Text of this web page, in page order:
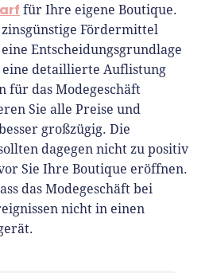
für Ihre eigene Boutique.
Fördermittel
Entscheidungsgrundlage
eine detaillierte Auflistung
für das Modegeschäft
Sie alle Preise und
großzügig. Die
dagegen nicht zu positiv
Sie Ihre Boutique eröffnen.
das Modegeschäft bei
nicht in einen